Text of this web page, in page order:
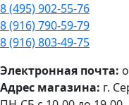
8 (495) 902-55-76
8 (916) 790-59-79
8 (916) 803-49-75
Электронная почта:
Адрес магазина: г.